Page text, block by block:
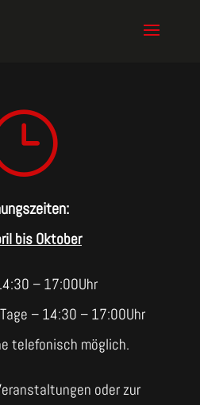
bis Oktober
– 17:00Uhr
– 14:30 – 17:00Uhr
telefonisch möglich.
oder zur